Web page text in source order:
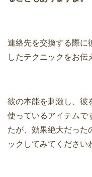
連絡先を交換する際に
したテクニックをお伝
彼の本能を刺激し、彼
使っているアイテムで
たが、効果絶大だった
ックしてみてくださ